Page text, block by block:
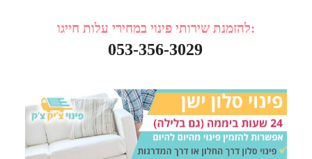
להזמנת שירותי פינוי במחירי עלות חייגו:
053-356-3029